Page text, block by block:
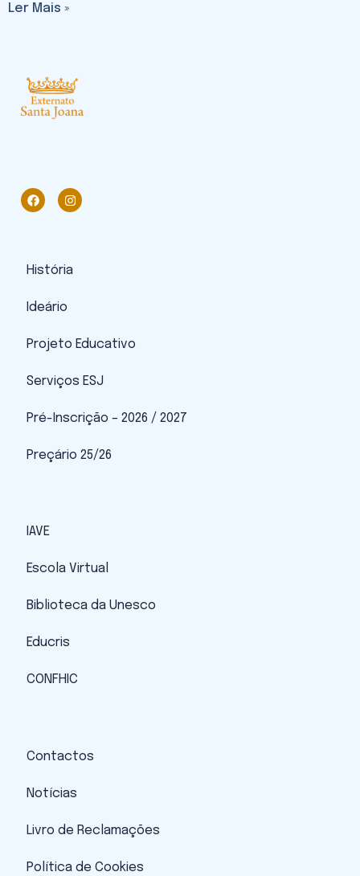
Ler Mais »
História
Ideário
Projeto Educativo
Serviços ESJ
Pré-Inscrição – 2026 / 2027
Preçário 25/26
IAVE
Escola Virtual
Biblioteca da Unesco
Educris
CONFHIC
Contactos
Notícias
Livro de Reclamações
Política de Cookies